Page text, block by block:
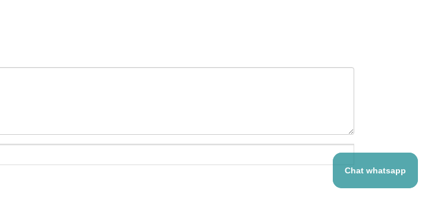
Chat whatsapp